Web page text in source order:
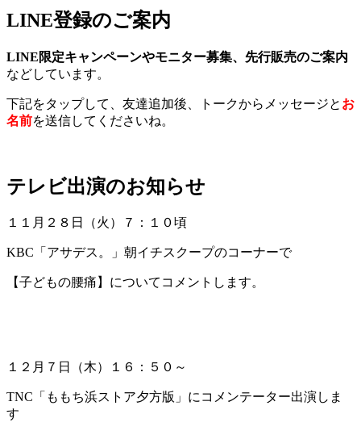
LINE登録のご案内
LINE限定キャンペーンやモニター募集、先行販売のご案内
などしています。
下記をタップして、友達追加後、トークからメッセージと お
名前を送信してくださいね。
テレビ出演のお知らせ
１１月２８日（火）７：１０頃
KBC「アサデス。」朝イチスクープのコーナーで
【子どもの腰痛】についてコメントします。
１２月７日（木）１６：５０～
TNC「ももち浜ストア夕方版」にコメンテーター出演しま
す